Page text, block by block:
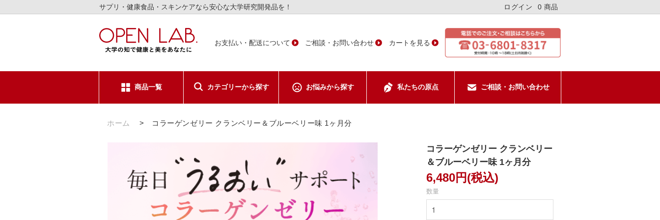
サプリ・健康食品・スキンケアなら安心な大学研究開発品を！ ログイン 0 商品
お支払い・配送について ご相談・お問い合わせ カートを見る
商品一覧 カテゴリーから探す
スキンケア
日用品
お悩みから探す 私たちの原点 ご相談・お問い合わせ
ホーム > コラーゲンゼリー クランベリー＆ブルーベリー味 1ヶ月分
コラーゲンゼリー クランベリー
＆ブルーベリー味 1ヶ月分
6,480円(税込)
数量